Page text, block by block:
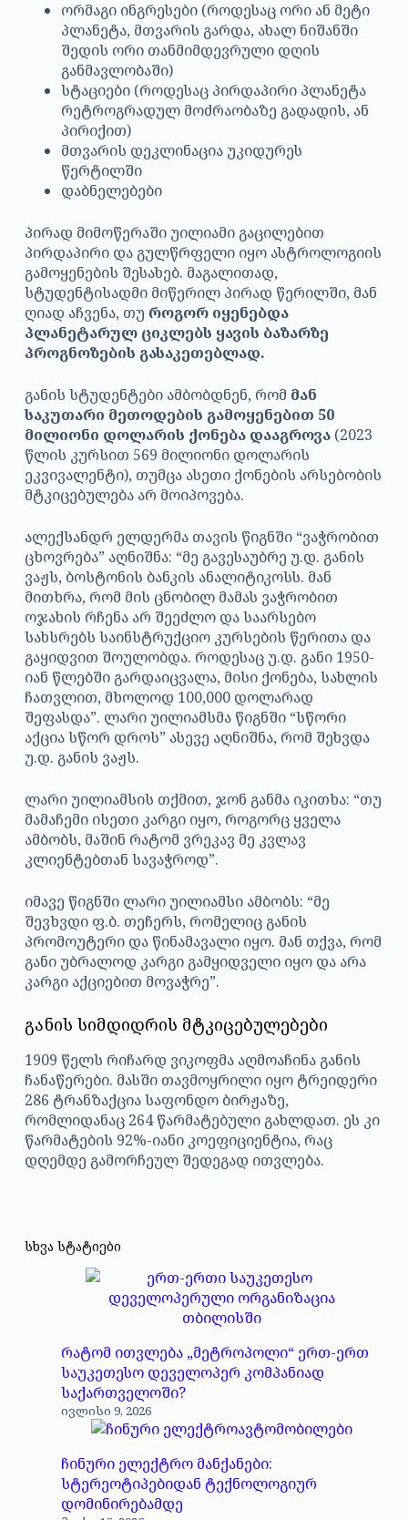
ორმაგი ინგრესები (როდესაც ორი ან მეტი
პლანეტა, მთვარის გარდა, ახალ ნიშანში
შედის ორი თანმიმდევრული დღის
განმავლობაში)
სტაციები (როდესაც პირდაპირი პლანეტა
რეტროგრადულ მოძრაობაზე გადადის, ან
პირიქით)
მთვარის დეკლინაცია უკიდურეს
წერტილში
დაბნელებები
პირად მიმოწერაში უილიამი გაცილებით
პირდაპირი და გულწრფელი იყო ასტროლოგიის
გამოყენების შესახებ. მაგალითად,
სტუდენტისადმი მიწერილ პირად წერილში, მან
ღიად აჩვენა, თუ როგორ იყენებდა
პლანეტარულ ციკლებს ყავის ბაზარზე
პროგნოზების გასაკეთებლად.
განის სტუდენტები ამბობდნენ, რომ მან
საკუთარი მეთოდების გამოყენებით 50
მილიონი დოლარის ქონება დააგროვა(2023
წლის კურსით 569 მილიონი დოლარის
ეკვივალენტი), თუმცა ასეთი ქონების არსებობის
მტკიცებულება არ მოიპოვება.
ალექსანდრ ელდერმა თავის წიგნში “ვაჭრობით
ცხოვრება” აღნიშნა: “მე გავესაუბრე უ.დ. განის
ვაჟს, ბოსტონის ბანკის ანალიტიკოსს. მან
მითხრა, რომ მის ცნობილ მამას ვაჭრობით
ოჯახის რჩენა არ შეეძლო და საარსებო
სახსრებს საინსტრუქციო კურსების წერითა და
გაყიდვით შოულობდა. როდესაც უ.დ. განი 1950-
იან წლებში გარდაიცვალა, მისი ქონება, სახლის
ჩათვლით, მხოლოდ 100,000 დოლარად
შეფასდა”. ლარი უილიამსმა წიგნში “სწორი
აქცია სწორ დროს” ასევე აღნიშნა, რომ შეხვდა
უ.დ. განის ვაჟს.
ლარი უილიამსის თქმით, ჯონ განმა იკითხა: “თუ
მამაჩემი ისეთი კარგი იყო, როგორც ყველა
ამბობს, მაშინ რატომ ვრეკავ მე კვლავ
კლიენტებთან სავაჭროდ”.
იმავე წიგნში ლარი უილიამსი ამბობს: “მე
შევხვდი ფ.ბ. თეჩერს, რომელიც განის
პრომოუტერი და წინამავალი იყო. მან თქვა, რომ
განი უბრალოდ კარგი გამყიდველი იყო და არა
კარგი აქციებით მოვაჭრე”.
განის სიმდიდრის მტკიცებულებები
1909 წელს რიჩარდ ვიკოფმა აღმოაჩინა განის
ჩანაწერები. მასში თავმოყრილი იყო ტრეიდერი
286 ტრანზაქცია საფონდო ბირჟაზე,
რომლიდანაც 264 წარმატებული გახლდათ. ეს კი
წარმატების 92%-იანი კოეფიციენტია, რაც
დღემდე გამორჩეულ შედეგად ითვლება.
სხვა სტატიები
რატომ ითვლება „მეტროპოლი“ ერთ-ერთ
საუკეთესო დეველოპერ კომპანიად
საქართველოში?
ივლისი 9, 2026
ჩინური ელექტრო მანქანები:
სტერეოტიპებიდან ტექნოლოგიურ
დომინირებამდე